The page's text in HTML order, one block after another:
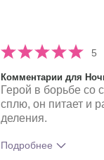
5
Комментарии для
Герой в борьбе со
сплю, он питает и
деления.
Подробнее